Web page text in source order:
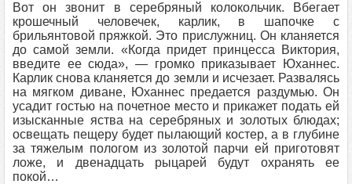
Вот он звонит в серебряный колокольчик. Вбегает
крошечный человечек, карлик, в шапочке с
брильянтовой пряжкой. Это прислужниц. Он кланяется
до самой земли. «Когда придет принцесса Виктория,
введите ее сюда», — громко приказывает Юханнес.
Карлик снова кланяется до земли и исчезает. Развалясь
на мягком диване, Юханнес предается раздумью. Он
усадит гостью на почетное место и прикажет подать ей
изысканные яства на серебряных и золотых блюдах;
освещать пещеру будет пылающий костер, а в глубине
за тяжелым пологом из золотой парчи ей приготовят
ложе, и двенадцать рыцарей будут охранять ее
покой…